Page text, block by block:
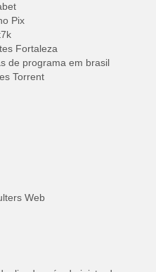
Pix
Fortaleza
de programa em brasil
Torrent